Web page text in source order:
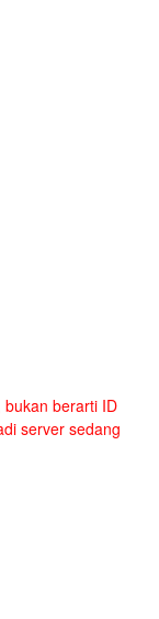
bukan berarti ID
server sedang